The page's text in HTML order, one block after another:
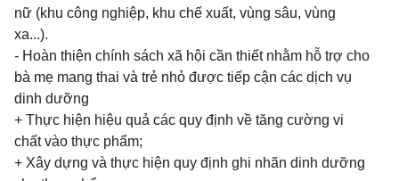
nữ (khu công nghiệp, khu chế xuất, vùng sâu, vùng
xa...).
- Hoàn thiện chính sách xã hội cần thiết nhằm hỗ trợ cho
bà mẹ mang thai và trẻ nhỏ được tiếp cận các dịch vụ
dinh dưỡng
+ Thực hiện hiệu quả các quy định về tăng cường vi
chất vào thực phẩm;
+ Xây dựng và thực hiện quy định ghi nhãn dinh dưỡng